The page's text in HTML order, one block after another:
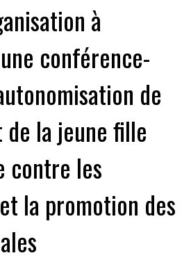
à
conférence-
de
la jeune fille
contre les
la promotion des